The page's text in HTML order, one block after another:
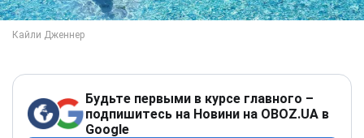
Будьте первыми в курсе главного –
подпишитесь на Новини на OBOZ.UA в
Google